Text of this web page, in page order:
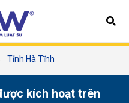
Tỉnh Hà Tĩnh
kích hoạt trên